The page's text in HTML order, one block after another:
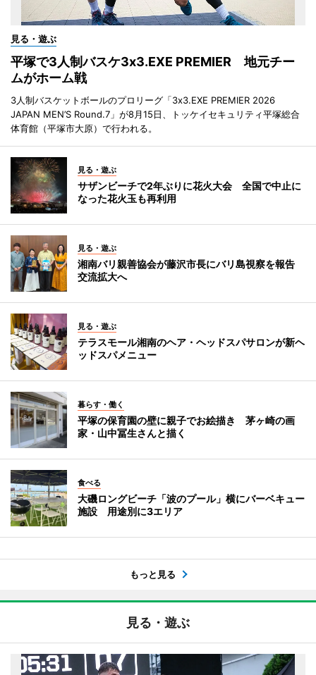
見る・遊ぶ
平塚で3人制バスケ3x3.EXE PREMIER 地元チー
ムがホーム戦
3人制バスケットボールのプロリーグ「3x3.EXE PREMIER 2026
JAPAN MEN’S Round.7」が8月15日、トッケイセキュリティ平塚総合
体育館（平塚市大原）で行われる。
見る・遊ぶ
サザンビーチで2年ぶりに花火大会 全国で中止に
なった花火玉も再利用
見る・遊ぶ
湘南バリ親善協会が藤沢市長にバリ島視察を報告
交流拡大へ
見る・遊ぶ
テラスモール湘南のヘア・ヘッドスパサロンが新ヘ
ッドスパメニュー
暮らす・働く
平塚の保育園の壁に親子でお絵描き 茅ヶ崎の画
家・山中冨生さんと描く
食べる
大磯ロングビーチ「波のプール」横にバーベキュー
施設 用途別に3エリア
もっと見る
見る・遊ぶ